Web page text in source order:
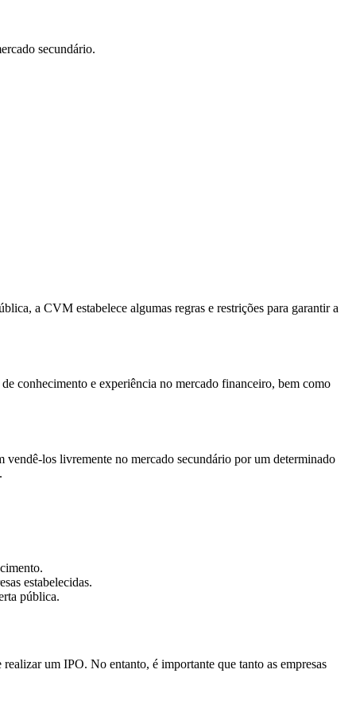
secundário.
a CVM estabelece algumas regras e restrições para garantir a
conhecimento e experiência no mercado financeiro, bem como
vendê-los livremente no mercado secundário por um determinado
estabelecidas.
pública.
um IPO. No entanto, é importante que tanto as empresas